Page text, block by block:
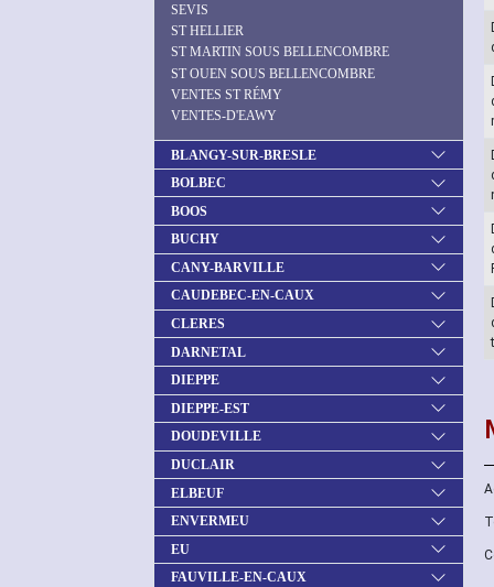
SEVIS
ST HELLIER
ST MARTIN SOUS BELLENCOMBRE
ST OUEN SOUS BELLENCOMBRE
VENTES ST RÉMY
VENTES-D'EAWY
BLANGY-SUR-BRESLE
BOLBEC
BOOS
BUCHY
CANY-BARVILLE
CAUDEBEC-EN-CAUX
CLERES
DARNETAL
DIEPPE
DIEPPE-EST
DOUDEVILLE
DUCLAIR
ELBEUF
ENVERMEU
EU
FAUVILLE-EN-CAUX